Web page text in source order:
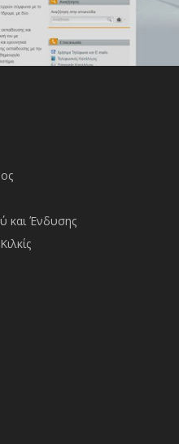
και Ένδυσης